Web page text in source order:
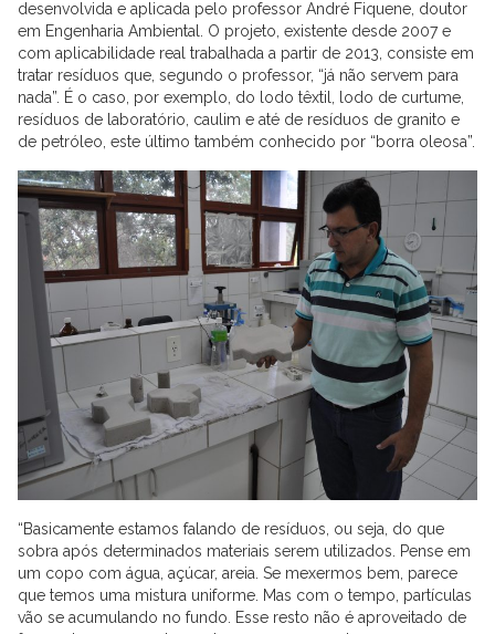
desenvolvida e aplicada pelo professor André Fiquene, doutor
em Engenharia Ambiental. O projeto, existente desde 2007 e
com aplicabilidade real trabalhada a partir de 2013, consiste em
tratar resíduos que, segundo o professor, “já não servem para
nada”. É o caso, por exemplo, do lodo têxtil, lodo de curtume,
resíduos de laboratório, caulim e até de resíduos de granito e
de petróleo, este último também conhecido por “borra oleosa”.
“Basicamente estamos falando de resíduos, ou seja, do que
sobra após determinados materiais serem utilizados. Pense em
um copo com água, açúcar, areia. Se mexermos bem, parece
que temos uma mistura uniforme. Mas com o tempo, partículas
vão se acumulando no fundo. Esse resto não é aproveitado de